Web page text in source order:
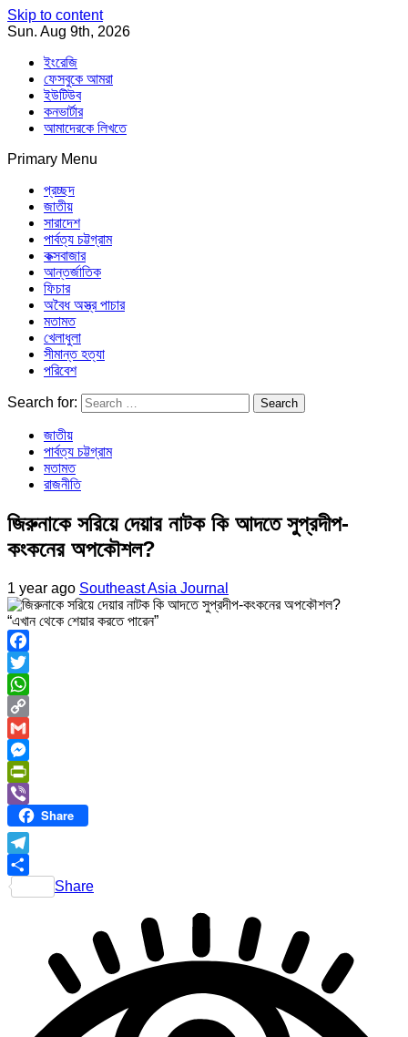
Skip to content
Sun. Aug 9th, 2026
ইংরেজি
ফেসবুকে আমরা
ইউটিউব
কনভার্টার
আমাদেরকে লিখতে
Primary Menu
Southeast Asia Journal
প্রচ্ছদ
জাতীয়
সারাদেশ
পার্বত্য চট্টগ্রাম
কক্সবাজার
আন্তর্জাতিক
ফিচার
অবৈধ অস্ত্র পাচার
মতামত
খেলাধুলা
সীমান্ত হত্যা
পরিবেশ
Search for:
জাতীয়
পার্বত্য চট্টগ্রাম
মতামত
রাজনীতি
জিরুনাকে সরিয়ে দেয়ার নাটক কি আদতে সুপ্রদীপ-
কংকনের অপকৌশল?
1 year ago Southeast Asia Journal
“এখান থেকে শেয়ার করতে পারেন”
Facebook
Twitter
WhatsApp
Copy
Link
Gmail
Messenger
PrintFriendly
ViberShare
Telegram
Share